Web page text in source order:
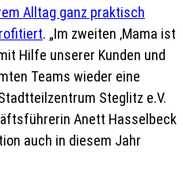
Alltag ganz praktisch
. „Im zweiten ‚Mama ist
Hilfe unserer Kunden und
Teams wieder eine
Steglitz e.V.
Anett Hasselbeck
auch in diesem Jahr